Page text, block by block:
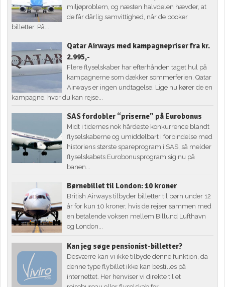
miljøproblem, og næsten halvdelen hævder, at
de får dårlig samvittighed, når de booker
billetter. På...
Qatar Airways med kampagnepriser fra kr.
2.995,-
Flere flyselskaber har efterhånden taget hul på
kampagnerne som dækker sommerferien. Qatar
Airways er ingen undtagelse. Lige nu kører de en
kampagne, hvor du kan rejse...
SAS fordobler “priserne” på Eurobonus
Midt i tidernes nok hårdeste konkurrence blandt
flyselskaberne og umiddelbart i forbindelse med
historiens største spareprogram i SAS, så melder
flyselskabets Eurobonusprogram sig nu på
banen...
Børnebillet til London: 10 kroner
British Airways tilbyder billetter til børn under 12
år for kun 10 kroner, hvis de rejser sammen med
en betalende voksen mellem Billund Lufthavn
og London...
Kan jeg søge pensionist-billetter?
Desværre kan vi ikke tilbyde denne funktion, da
denne type flybillet ikke kan bestilles på
internettet. Her henviser vi direkte til et